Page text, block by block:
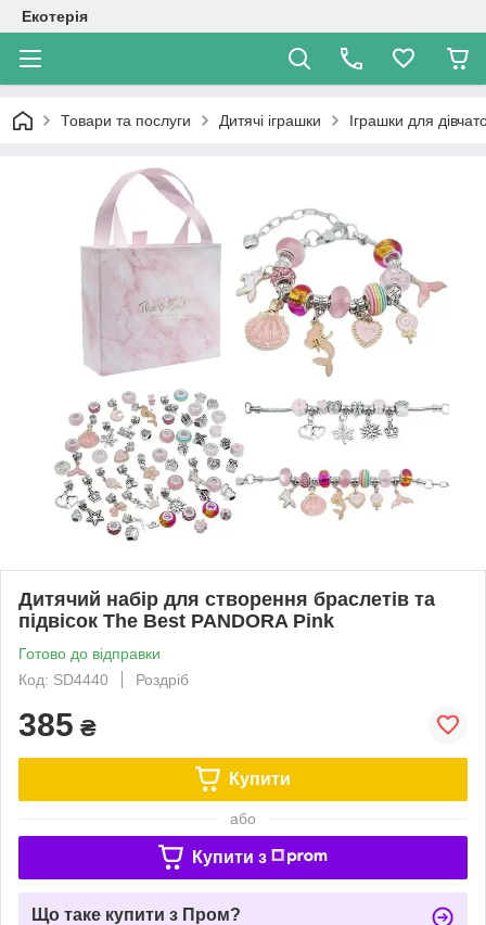
Екотерія
Товари та послуги Дитячі іграшки Іграшки для
Дитячий набір для створення браслетів та
підвісок The Best PANDORA Pink
Готово до відправки
Код: SD4440
Роздріб
385 ₴
Купити
або
Купити з
Що таке купити з Пром?